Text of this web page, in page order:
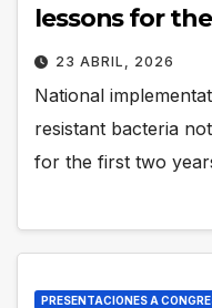
lessons for
23 ABRIL, 2026
National
resistant bacteria
for the first two
PRESENTACIONES A